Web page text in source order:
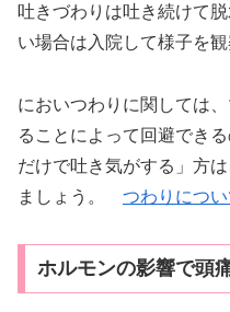
吐きづわりは吐き続けて
い場合は入院して様子を
においつわりに関しては
ることによって回避でき
だけで吐き気がする」方
ましょう。 つわりにつ
ホルモンの影響で頭